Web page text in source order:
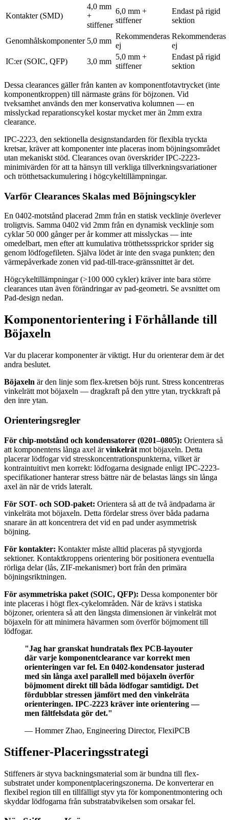
Kontakter (SMD)
4,0 mm
+
stiffener
6,0 mm +
stiffener
Endast på rigid
sektion
Genomhålskomponenter 5,0 mm
Rekommenderas
ej
Rekommenderas
ej
IC:er (SOIC, QFP)
3,0 mm
5,0 mm +
stiffener
Endast på rigid
sektion
Dessa clearances gäller från kanten av komponentfotavtrycket (inte
komponentkroppen) till närmaste gräns för böjzonen. Vid
tveksamhet används den mer konservativa kolumnen — en
misslyckad reparationscykel kostar mycket mer än 2mm extra
clearance.
IPC-2223, den sektionella designstandarden för flexibla tryckta
kretsar, kräver att komponenter inte placeras inom böjningsområdet
utan mekaniskt stöd. Clearances ovan överskrider IPC-2223-
minimivärden för att ta hänsyn till verkliga tillverkningsvariationer
och trötthetsackumulering i högcykeltillämpningar.
Varför Clearances Skalas med Böjningscykler
En 0402-motstånd placerad 2mm från en statisk vecklinje överlever
troligtvis. Samma 0402 vid 2mm från en dynamisk vecklinje som
cyklar 50 000 gånger per år kommer att misslyckas — inte
omedelbart, men efter att kumulativa trötthetsssprickor sprider sig
genom lödfogefileten. Själva lödet är inte den svaga punkten; den
värmepåverkade zonen vid pad-till-trace-gränssnittet är det.
Högcykeltillämpningar (>100 000 cykler) kräver inte bara större
clearances utan även förändringar av pad-geometri. Se avsnittet om
Pad-design nedan.
Komponentorientering i Förhållande till
Böjaxeln
Var du placerar komponenter är viktigt. Hur du orienterar dem är det
andra beslutet.
Böjaxeln är den linje som flex-kretsen böjs runt. Stress koncentreras
vinkelrätt mot böjaxeln — dragkraft på den yttre ytan, tryckkraft på
den inre ytan.
Orienteringsregler
För chip-motstånd och kondensatorer (0201–0805): Orientera så
att komponentens långa axel ärvinkelrät mot böjaxeln. Detta
placerar lödfogar vid stresskoncentrationspunkterna, vilket är
kontraintuitivt men korrekt: lödfogarna designade enligt IPC-2223-
specifikationer hanterar stress bättre när de belastas längs sin långa
axel än när de vrids lateralt.
För SOT- och SOD-paket: Orientera så att de två ändpadarna är
vinkelräta mot böjaxeln. Detta fördelar stress över båda padarna
snarare än att koncentrera det vid en pad under asymmetrisk
böjning.
För kontakter: Kontakter måste alltid placeras på styvgjorda
sektioner. Kontaktkroppens orientering bör positionera eventuella
rörliga delar (lås, ZIF-mekanismer) bort från den primära
böjningsriktningen.
För asymmetriska paket (SOIC, QFP): Dessa komponenter bör
inte placeras i högt flex-cykelområden. När de krävs i statiska
böjzoner, orientera så att den längsta dimensionen är vinkelrät mot
böjaxeln för att minimera hävarmen som överför böjmoment till
lödfogar.
"Jag har granskat hundratals flex PCB-layouter
där varje komponentclearance var korrekt men
orienteringen var fel. En 0402-kondensator justerad
med sin långa axel parallell med böjaxeln överför
böjmoment direkt till båda lödfogar samtidigt. Det
fördubblar stressen jämfört med den vinkelräta
orienteringen. IPC-2223 kräver inte orientering —
men fältfelsdata gör det."
— Hommer Zhao, Engineering Director, FlexiPCB
Stiffener-Placeringsstrategi
Stiffeners är styva backningsmaterial som är bundna till flex-
substratet under komponentplaceringszonerna. De konverterar en
flexibel region till en tillfälligt styv yta för komponentmontering och
skyddar lödfogarna från substratabvikelsen som orsakar fel.